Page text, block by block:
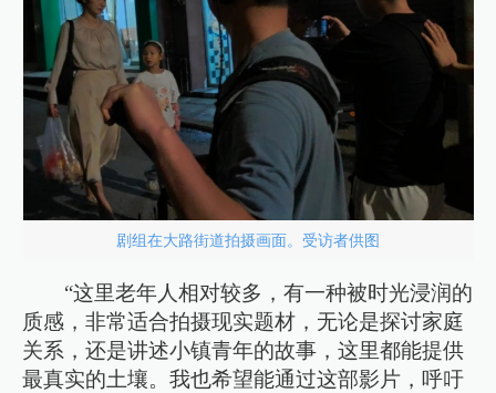
剧组在大路街道拍摄画面。受访者供图
“这里老年人相对较多，有一种被时光浸润的
质感，非常适合拍摄现实题材，无论是探讨家庭
关系，还是讲述小镇青年的故事，这里都能提供
最真实的土壤。我也希望能通过这部影片，呼吁